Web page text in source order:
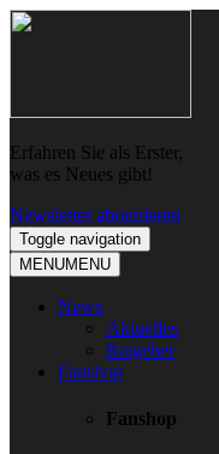
Skip
Skip
Erfahren Sie als Erster,
was es Neues gibt!
Newsletter abonnieren
Toggle navigation
MENUMENU
News
Aktuelles
Ratgeber
Fanshop
Fanshop